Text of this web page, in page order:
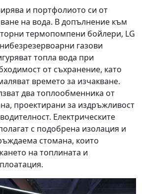
и портфолиото си от
на вода. В допълнение към
термопомпени бойлери, LG
газови
топла вода при
от съхранение, като
времето за изчакване.
два топлообменника от
проектирани за издръжливост
Електрическите
с подобрена изолация и
стомана, които
на топлината и